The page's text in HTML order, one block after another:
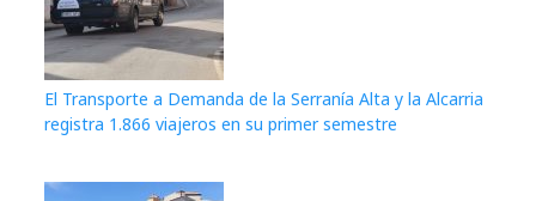
El Transporte a Demanda de la Serranía Alta y la Alcarria
registra 1.866 viajeros en su primer semestre